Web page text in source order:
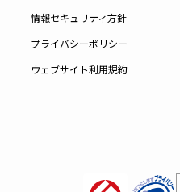
情報セキュリティ方針
プライバシーポリシー
ウェブサイト利用規約